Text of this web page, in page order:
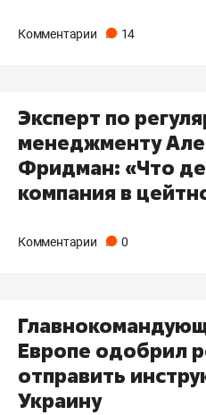
Комментарии 14
Эксперт по
менеджменту
Фридман: «Что
компания в
Комментарии 0
Европе одобрил
отправить
Украину